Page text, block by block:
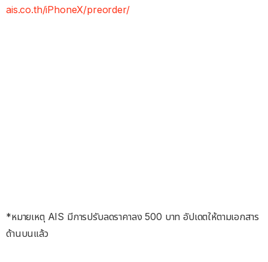
ais.co.th/iPhoneX/preorder/
*หมายเหตุ AIS มีการปรับลดราคาลง 500 บาท อัปเดตให้ตามเอกสาร
ด้านบนแล้ว